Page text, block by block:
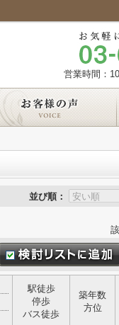
営業時間：
並び順：
駅徒歩
停歩
バス徒歩
築年数
方位